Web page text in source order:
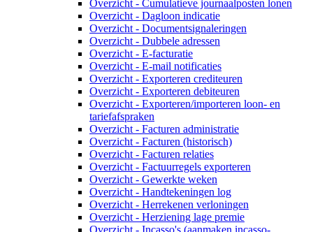
Overzicht - Cumulatieve journaalposten lonen
Overzicht - Dagloon indicatie
Overzicht - Documentsignaleringen
Overzicht - Dubbele adressen
Overzicht - E-facturatie
Overzicht - E-mail notificaties
Overzicht - Exporteren crediteuren
Overzicht - Exporteren debiteuren
Overzicht - Exporteren/importeren loon- en
tariefafspraken
Overzicht - Facturen administratie
Overzicht - Facturen (historisch)
Overzicht - Facturen relaties
Overzicht - Factuurregels exporteren
Overzicht - Gewerkte weken
Overzicht - Handtekeningen log
Overzicht - Herrekenen verloningen
Overzicht - Herziening lage premie
Overzicht - Incasso's (aanmaken incasso-